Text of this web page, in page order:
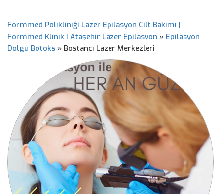
Formmed Polikliniği Lazer Epilasyon Cilt Bakımı |
Formmed Klinik | Ataşehir Lazer Epilasyon » Epilasyon
Dolgu Botoks » Bostancı Lazer Merkezleri